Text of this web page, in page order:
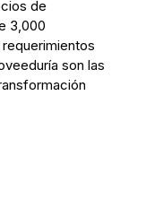
de
3,000
son las